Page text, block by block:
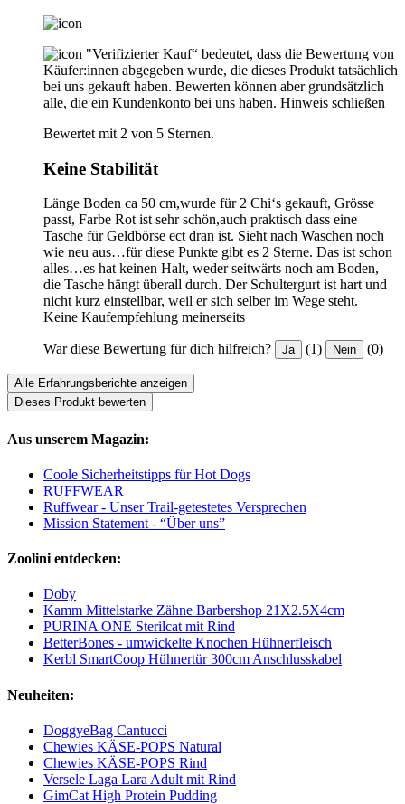
"Verifizierter Kauf“ bedeutet, dass die Bewertung von
Käufer:innen abgegeben wurde, die dieses Produkt tatsächlich
bei uns gekauft haben. Bewerten können aber grundsätzlich
alle, die ein Kundenkonto bei uns haben. Hinweis schließen
Bewertet mit 2 von 5 Sternen.
Keine Stabilität
Länge Boden ca 50 cm,wurde für 2 Chi‘s gekauft, Grösse
passt, Farbe Rot ist sehr schön,auch praktisch dass eine
Tasche für Geldbörse ect dran ist. Sieht nach Waschen noch
wie neu aus…für diese Punkte gibt es 2 Sterne. Das ist schon
alles…es hat keinen Halt, weder seitwärts noch am Boden,
die Tasche hängt überall durch. Der Schultergurt ist hart und
nicht kurz einstellbar, weil er sich selber im Wege steht.
Keine Kaufempfehlung meinerseits
War diese Bewertung für dich hilfreich? Ja (1) Nein (0)
Alle Erfahrungsberichte anzeigen
Dieses Produkt bewerten
Aus unserem Magazin:
Coole Sicherheitstipps für Hot Dogs
RUFFWEAR
Ruffwear - Unser Trail-getestetes Versprechen
Mission Statement - “Über uns”
Zoolini entdecken:
Doby
Kamm Mittelstarke Zähne Barbershop 21X2.5X4cm
PURINA ONE Sterilcat mit Rind
BetterBones - umwickelte Knochen Hühnerfleisch
Kerbl SmartCoop Hühnertür 300cm Anschlusskabel
Neuheiten:
DoggyeBag Cantucci
Chewies KÄSE-POPS Natural
Chewies KÄSE-POPS Rind
Versele Laga Lara Adult mit Rind
GimCat High Protein Pudding